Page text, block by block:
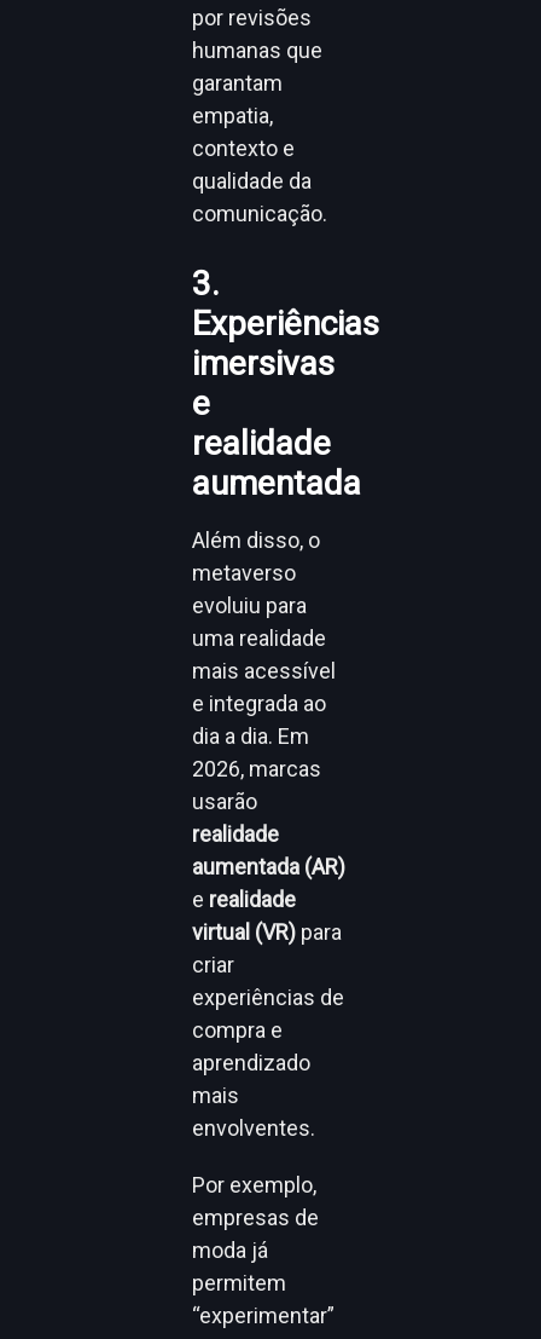
por revisões
humanas que
garantam
empatia,
contexto e
qualidade da
comunicação.
3.
Experiências
imersivas
e
realidade
aumentada
Além disso, o
metaverso
evoluiu para
uma realidade
mais acessível
e integrada ao
dia a dia. Em
2026, marcas
usarão
realidade
aumentada (AR)
e realidade
virtual (VR) para
criar
experiências de
compra e
aprendizado
mais
envolventes.
Por exemplo,
empresas de
moda já
permitem
“experimentar”